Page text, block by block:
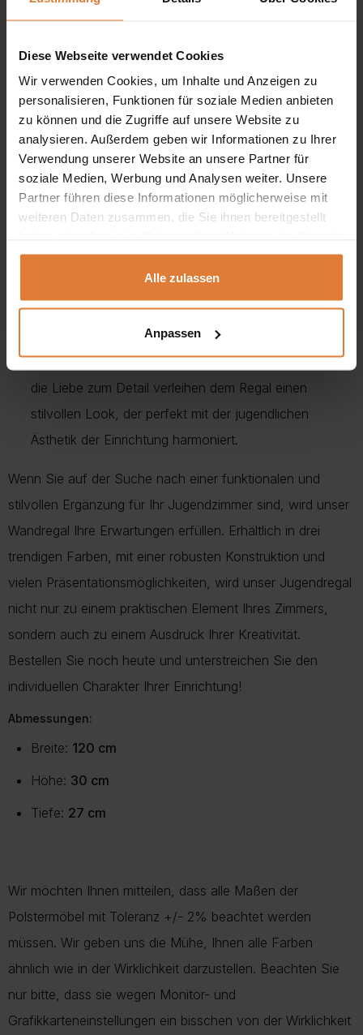
Diese Webseite verwendet Cookies
Wir verwenden Cookies, um Inhalte und Anzeigen zu
personalisieren, Funktionen für soziale Medien anbieten
zu können und die Zugriffe auf unsere Website zu
analysieren. Außerdem geben wir Informationen zu Ihrer
Verwendung unserer Website an unsere Partner für
soziale Medien, Werbung und Analysen weiter. Unsere
Partner führen diese Informationen möglicherweise mit
weiteren Daten zusammen, die Sie ihnen bereitgestellt
gesammelt haben.
Alle zulassen
Anpassen
kreative Weise Ordnung zu halten? Unser
Jugendwandregal ist die perfekte Lösung!
Drei raffinierte Farben, unendliche Möglichkeiten:
Unser Regal ist in drei trendigen Farben erhältlich:
Graubeige, geölte Eiche und Eukalyptus. Diese
raffinierten Farbtöne verleihen Ihrem Interieur eine
individuelle Note und ermöglichen es, das Regal leicht
in verschiedene Stile und Raumarrangements
Modernes Design, ästhetische Details:Das Design
des Regals verbindet modernes Design mit
funktionalen Lösungen. Die elegante Verarbeitung und
die Liebe zum Detail verleihen dem Regal einen
stilvollen Look, der perfekt mit der jugendlichen
Ästhetik der Einrichtung harmoniert.
Wenn Sie auf der Suche nach einer funktionalen und
stilvollen Ergänzung für Ihr Jugendzimmer sind, wird unser
Wandregal Ihre Erwartungen erfüllen. Erhältlich in drei
trendigen Farben, mit einer robusten Konstruktion und
vielen Präsentationsmöglichkeiten, wird unser Jugendregal
nicht nur zu einem praktischen Element Ihres Zimmers,
sondern auch zu einem Ausdruck Ihrer Kreativität.
Bestellen Sie noch heute und unterstreichen Sie den
individuellen Charakter Ihrer Einrichtung!
Abmessungen:
Breite: 120 cm
Höhe: 30 cm
Tiefe: 27 cm
Wir möchten Ihnen mitteilen, dass alle Maßen der
Polstermöbel mit Toleranz +/- 2% beachtet werden
müssen. Wir geben uns die Mühe, Ihnen alle Farben
ähnlich wie in der Wirklichkeit darzustellen. Beachten Sie
nur bitte, dass sie wegen Monitor- und
Grafikkarteneinstellungen ein bisschen von der Wirklichkeit